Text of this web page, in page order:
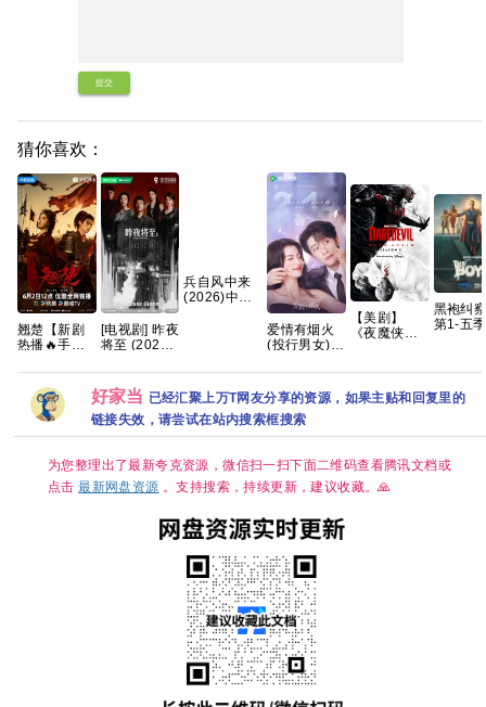
提交
猜你喜欢：
翘楚【新剧
热播🔥手慢
集/4K超清60
帧+高码臻彩
HDR】 【陈
都灵、周翊
然｜古装/权
[电视剧] 昨夜
将至 (2026)
(全12集)
[12.2G]
兵自风中来
(2026)中国
爱情有烟火
(投行男女)
【美剧】
《夜魔侠：
克斯 文森特·
多诺费奥 克
2026/剧情/
悚/犯罪/奇幻/
冒险/4K完结
黑袍纠
第1-五
简繁英
好家当 已经汇聚上万T网友分享的资源，如果主贴和回复里的
链接失效，请尝试在站内搜索框搜索
为您整理出了最新夸克资源，微信扫一扫下面二维码查看腾讯文档或
点击最新网盘资源 。支持搜索，持续更新，建议收藏。🙏